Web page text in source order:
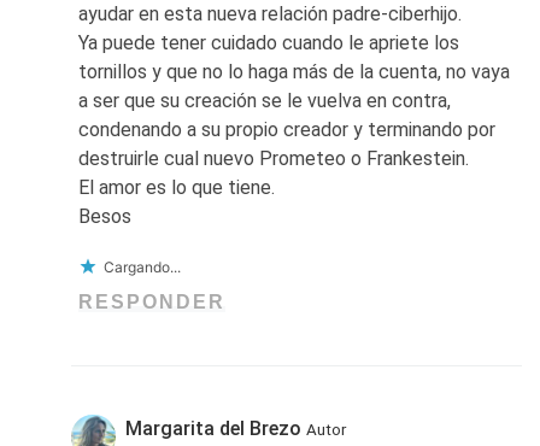
ayudar en esta nueva relación padre-ciberhijo.
Ya puede tener cuidado cuando le apriete los
tornillos y que no lo haga más de la cuenta, no vaya
a ser que su creación se le vuelva en contra,
condenando a su propio creador y terminando por
destruirle cual nuevo Prometeo o Frankestein.
El amor es lo que tiene.
Besos
Cargando...
RESPONDER
Margarita del Brezo Autor